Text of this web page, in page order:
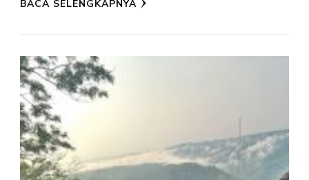
BACA SELENGKAPNYA